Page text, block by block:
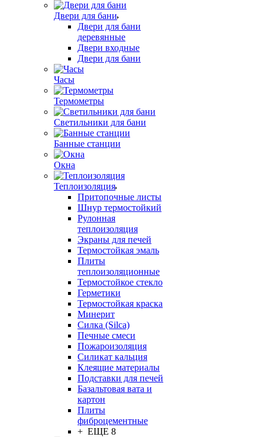
Двери для бани
Двери для бани
деревянные
Двери входные
Двери для бани
Часы
Термометры
Светильники для бани
Банные станции
Окна
Теплоизоляция
Притопочные листы
Шнур термостойкий
Рулонная
теплоизоляция
Экраны для печей
Термостойкая эмаль
Плиты
теплоизоляционные
Термостойкое стекло
Герметики
Термостойкая краска
Минерит
Силка (Silca)
Печные смеси
Пожароизоляция
Силикат кальция
Клеящие материалы
Подставки для печей
Базальтовая вата и
картон
Плиты
фиброцементные
+ ЕЩЕ 8